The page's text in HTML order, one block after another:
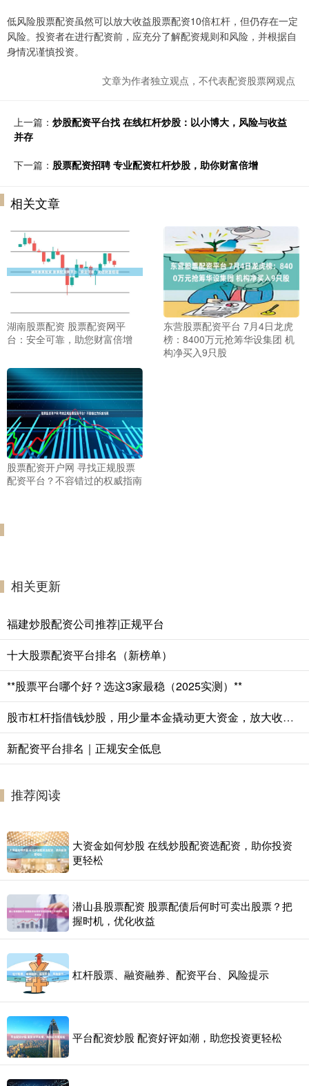
低风险股票配资虽然可以放大收益股票配资10倍杠杆，但仍存在一定
风险。投资者在进行配资前，应充分了解配资规则和风险，并根据自
身情况谨慎投资。
文章为作者独立观点，不代表配资股票网观点
上一篇： 炒股配资平台找 在线杠杆炒股：以小博大，风险与收益
并存
下一篇： 股票配资招聘 专业配资杠杆炒股，助你财富倍增
相关文章
湖南股票配资 股票配资网平
台：安全可靠，助您财富倍增
东营股票配资平台 7月4日龙虎
榜：8400万元抢筹华设集团 机
构净买入9只股
股票配资开户网 寻找正规股票
配资平台？不容错过的权威指南
相关更新
福建炒股配资公司推荐|正规平台
十大股票配资平台排名（新榜单）
**股票平台哪个好？选这3家最稳（2025实测）**
股市杠杆指借钱炒股，用少量本金撬动更大资金，放大收益与风险。
新配资平台排名｜正规安全低息
推荐阅读
大资金如何炒股 在线炒股配资选配资，助你投资
更轻松
潜山县股票配资 股票配债后何时可卖出股票？把
握时机，优化收益
杠杆股票、融资融券、配资平台、风险提示
平台配资炒股 配资好评如潮，助您投资更轻松